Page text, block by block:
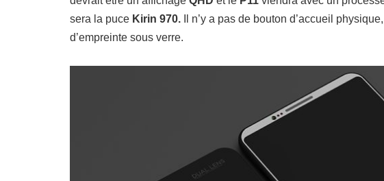
sera la puce Kirin 970. Il n’y a pas de bouton d’accueil
d’empreinte sous verre.